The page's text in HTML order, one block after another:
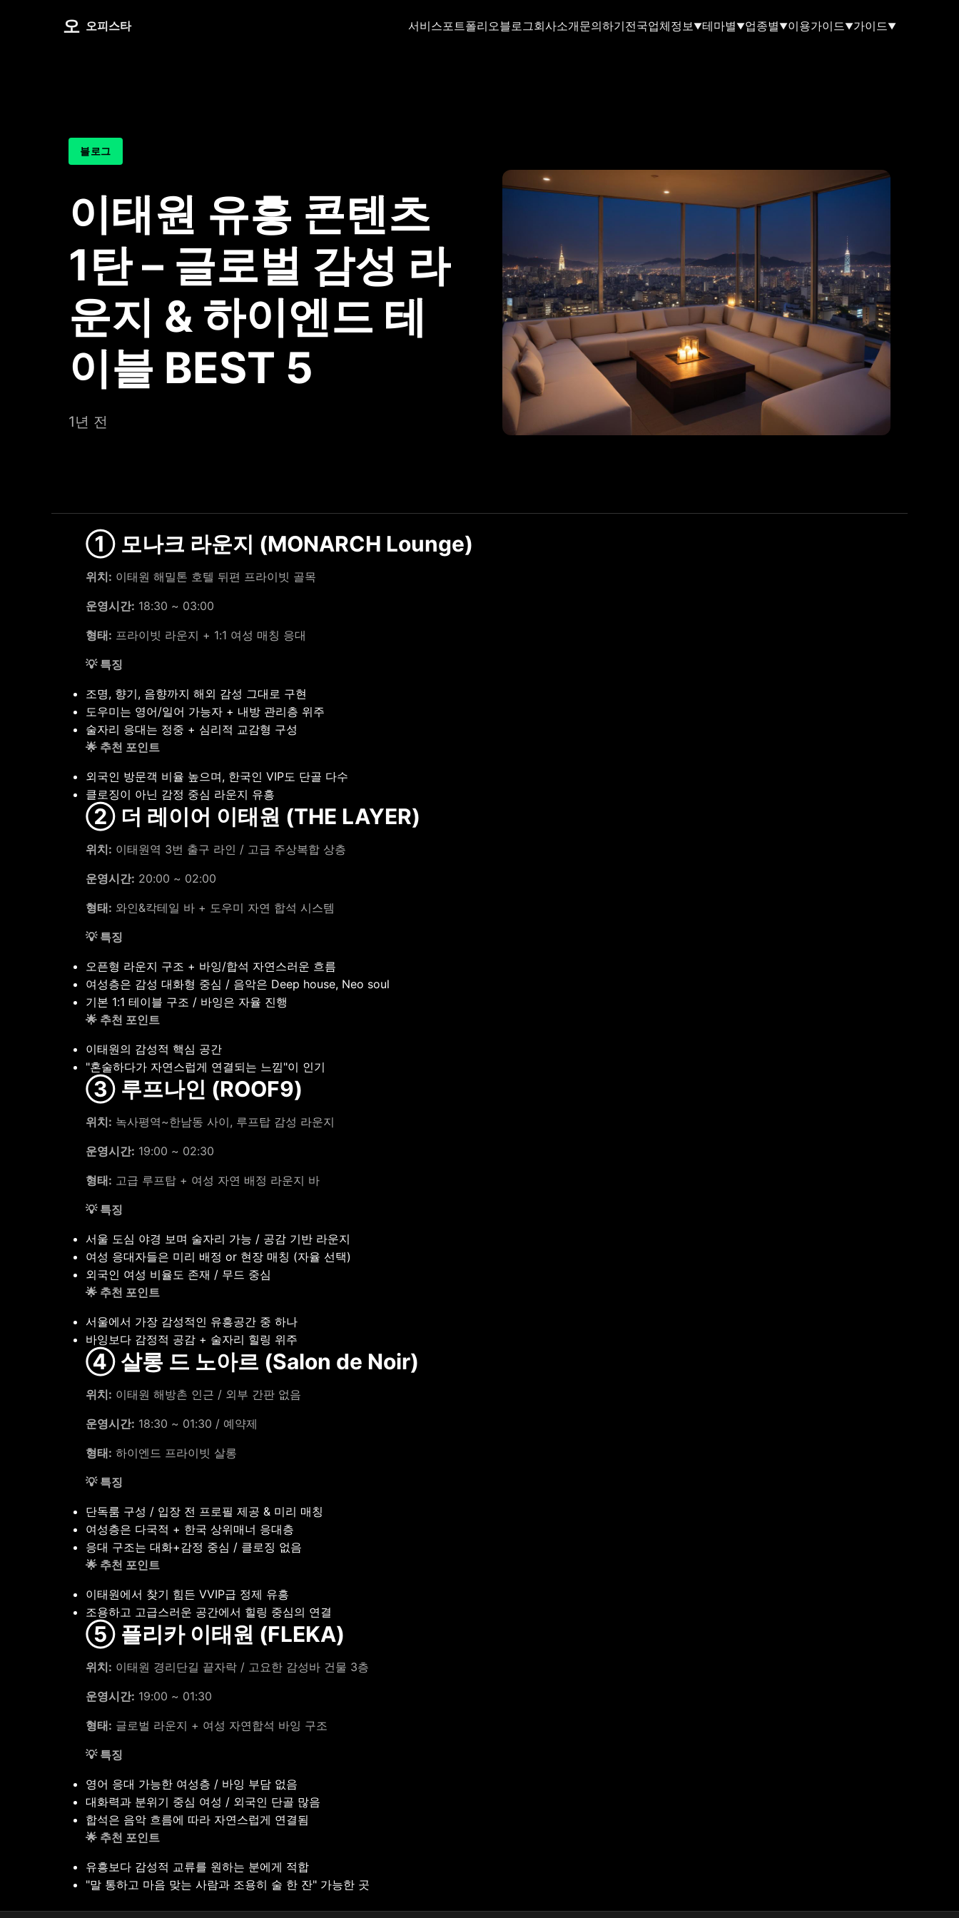
오 오피스타 서비스포트폴리오블로그회사소개문의하기전국업체정보▼테마별▼업종별▼이용가이드▼가이드▼
블로그
이태원 유흥 콘텐츠
1탄 – 글로벌 감성 라
운지 & 하이엔드 테
이블 BEST 5
1년 전
① 모나크 라운지 (MONARCH Lounge)
위치: 이태원 해밀톤 호텔 뒤편 프라이빗 골목
운영시간: 18:30 ~ 03:00
형태: 프라이빗 라운지 + 1:1 여성 매칭 응대
💡 특징
조명, 향기, 음향까지 해외 감성 그대로 구현
도우미는 영어/일어 가능자 + 내방 관리층 위주
술자리 응대는 정중 + 심리적 교감형 구성
🌟 추천 포인트
외국인 방문객 비율 높으며, 한국인 VIP도 단골 다수
클로징이 아닌 감정 중심 라운지 유흥
② 더 레이어 이태원 (THE LAYER)
위치: 이태원역 3번 출구 라인 / 고급 주상복합 상층
운영시간: 20:00 ~ 02:00
형태: 와인&칵테일 바 + 도우미 자연 합석 시스템
💡 특징
오픈형 라운지 구조 + 바잉/합석 자연스러운 흐름
여성층은 감성 대화형 중심 / 음악은 Deep house, Neo soul
기본 1:1 테이블 구조 / 바잉은 자율 진행
🌟 추천 포인트
이태원의 감성적 핵심 공간
"혼술하다가 자연스럽게 연결되는 느낌"이 인기
③ 루프나인 (ROOF9)
위치: 녹사평역~한남동 사이, 루프탑 감성 라운지
운영시간: 19:00 ~ 02:30
형태: 고급 루프탑 + 여성 자연 배정 라운지 바
💡 특징
서울 도심 야경 보며 술자리 가능 / 공감 기반 라운지
여성 응대자들은 미리 배정 or 현장 매칭 (자율 선택)
외국인 여성 비율도 존재 / 무드 중심
🌟 추천 포인트
서울에서 가장 감성적인 유흥공간 중 하나
바잉보다 감정적 공감 + 술자리 힐링 위주
④ 살롱 드 노아르 (Salon de Noir)
위치: 이태원 해방촌 인근 / 외부 간판 없음
운영시간: 18:30 ~ 01:30 / 예약제
형태: 하이엔드 프라이빗 살롱
💡 특징
단독룸 구성 / 입장 전 프로필 제공 & 미리 매칭
여성층은 다국적 + 한국 상위매너 응대층
응대 구조는 대화+감정 중심 / 클로징 없음
🌟 추천 포인트
이태원에서 찾기 힘든 VVIP급 정제 유흥
조용하고 고급스러운 공간에서 힐링 중심의 연결
⑤ 플리카 이태원 (FLEKA)
위치: 이태원 경리단길 끝자락 / 고요한 감성바 건물 3층
운영시간: 19:00 ~ 01:30
형태: 글로벌 라운지 + 여성 자연합석 바잉 구조
💡 특징
영어 응대 가능한 여성층 / 바잉 부담 없음
대화력과 분위기 중심 여성 / 외국인 단골 많음
합석은 음악 흐름에 따라 자연스럽게 연결됨
🌟 추천 포인트
유흥보다 감성적 교류를 원하는 분에게 적합
"말 통하고 마음 맞는 사람과 조용히 술 한 잔" 가능한 곳